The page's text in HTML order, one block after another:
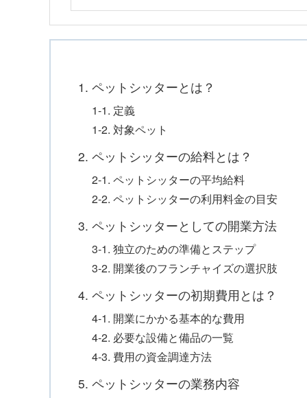
1. ペットシッターとは？
1-1. 定義
1-2. 対象ペット
2. ペットシッターの給料とは？
2-1. ペットシッターの平均給料
2-2. ペットシッターの利用料金の目安
3. ペットシッターとしての開業方法
3-1. 独立のための準備とステップ
3-2. 開業後のフランチャイズの選択肢
4. ペットシッターの初期費用とは？
4-1. 開業にかかる基本的な費用
4-2. 必要な設備と備品の一覧
4-3. 費用の資金調達方法
5. ペットシッターの業務内容